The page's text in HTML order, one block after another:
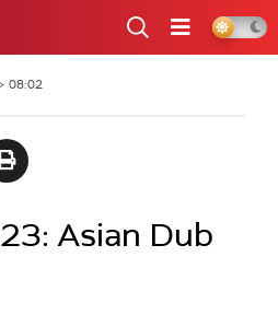
08:02
Asian Dub